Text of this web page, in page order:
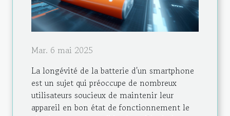
Mar. 6 mai 2025
La longévité de la batterie d'un smartphone
est un sujet qui préoccupe de nombreux
utilisateurs soucieux de maintenir leur
appareil en bon état de fonctionnement le